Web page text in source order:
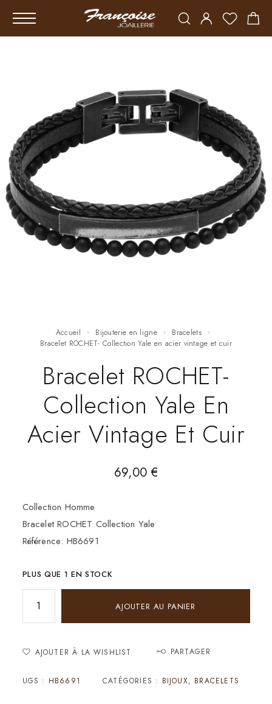
Accueil Bijouterie en ligne
Bracelets
Bracelet ROCHET- Collection Yale en acier vintage et cuir
Bracelet ROCHET-
Collection Yale En
Acier Vintage Et Cuir
69,00€
Collection Homme
Bracelet ROCHET Collection Yale
Référence: HB6691
PLUS QUE 1 EN STOCK
AJOUTER AU PANIER
AJOUTER À LA WISHLIST PARTAGER
UGS : HB6691 CATÉGORIES : BIJOUX, BRACELETS